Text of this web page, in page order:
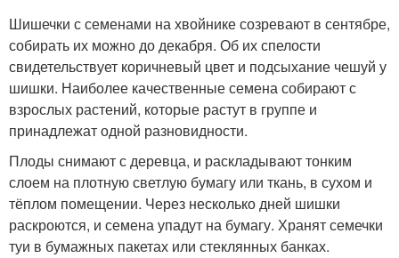
Шишечки с семенами на хвойнике созревают в сентябре,
собирать их можно до декабря. Об их спелости
свидетельствует коричневый цвет и подсыхание чешуй у
шишки. Наиболее качественные семена собирают с
взрослых растений, которые растут в группе и
принадлежат одной разновидности.
Плоды снимают с деревца, и раскладывают тонким
слоем на плотную светлую бумагу или ткань, в сухом и
тёплом помещении. Через несколько дней шишки
раскроются, и семена упадут на бумагу. Хранят семечки
туи в бумажных пакетах или стеклянных банках.